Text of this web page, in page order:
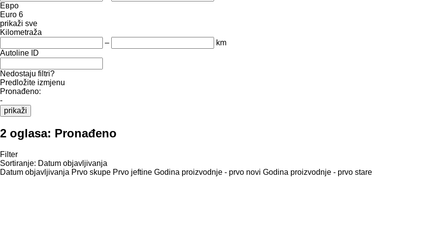
Евро
Euro 6
prikaži sve
Kilometraža
–
km
Autoline ID
Nedostaju filtri?
Predložite izmjenu
Pronađeno:
-
prikaži
2 oglasa: Pronađeno
Filter
Sortiranje: Datum objavljivanja
Datum objavljivanja Prvo skupe Prvo jeftine Godina proizvodnje - prvo novi Godina proizvodnje - prvo stare